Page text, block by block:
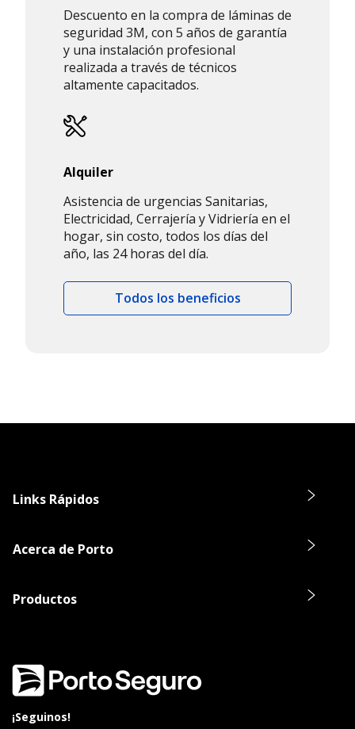
Descuento en la compra de láminas de
seguridad 3M, con 5 años de garantía
y una instalación profesional
realizada a través de técnicos
altamente capacitados.
Alquiler
Asistencia de urgencias Sanitarias,
Electricidad, Cerrajería y Vidriería en el
hogar, sin costo, todos los días del
año, las 24 horas del día.
Todos los beneficios
Links Rápidos
Acerca de Porto
Productos
¡Seguinos!